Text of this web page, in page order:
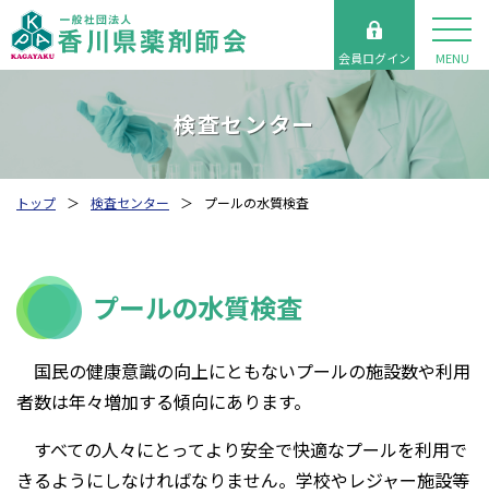
会員ログイン MENU
検査センター
トップ 検査センター プールの水質検査
プールの水質検査
国民の健康意識の向上にともないプールの施設数や利用
者数は年々増加する傾向にあります。
すべての人々にとってより安全で快適なプールを利用で
きるようにしなければなりません。学校やレジャー施設等